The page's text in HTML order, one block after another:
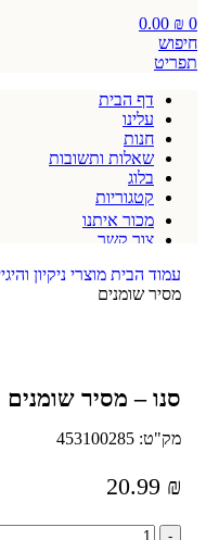
0
0.00 ₪
חיפוש
תפריט
דף הבית
עלינו
חנות
שאלות ותשובות
בלוג
קטגוריות
מכור איתנו
צור קשר
עמוד הבית מוצרי ניקיון
מסיר שומנים
סנו – מסיר שומנים
מק"ט: 453100285
20.99 ₪